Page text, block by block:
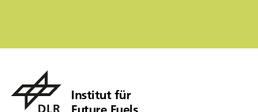
Institut für